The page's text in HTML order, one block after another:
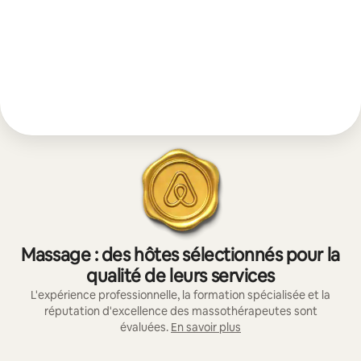
Massage : des hôtes sélectionnés pour la
qualité de leurs services
L'expérience professionnelle, la formation spécialisée et la
réputation d'excellence des massothérapeutes sont
évaluées. En savoir plus